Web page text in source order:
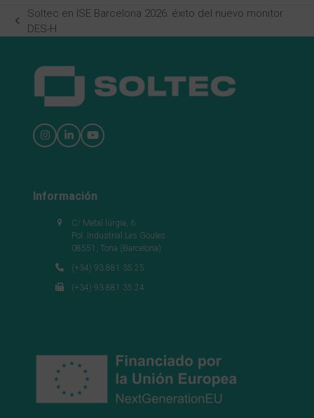
previous
Soltec en ISE Barcelona 2026: éxito del nuevo monitor
DES-H
Instagram
LinkedInYouTube
Información
C/ Metal·lúrgia, 6
Pol. Industrial Les Goules
08551, Tona (Barcelona)
(+34) 93 881 35 25
(+34) 93 881 35 24